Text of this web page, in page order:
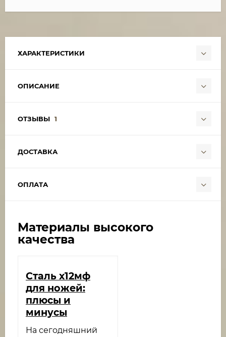
ХАРАКТЕРИСТИКИ
ОПИСАНИЕ
ОТЗЫВЫ 1
ДОСТАВКА
ОПЛАТА
Материалы высокого
качества
Сталь х12мф
для ножей:
плюсы и
минусы
На сегодняшний